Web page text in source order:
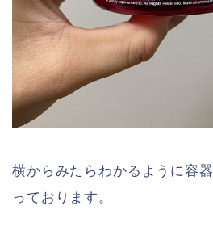
横からみたらわかるように容
っております。